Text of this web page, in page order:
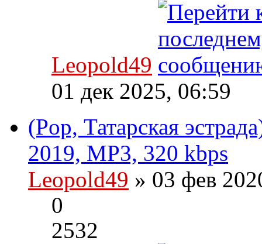
Leopold49
01 дек 2025, 06:59
(Pop, Татарская
2019, MP3, 320 kbps
Leopold49 » 03 фев
0
2532